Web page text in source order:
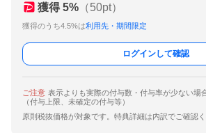
獲得 5% （50pt）
獲得のうち4.5%は利用先・期間限定
ログインして確認
ご注意 表示よりも実際の付与数・付与率が少ない場
（付与上限、未確定の付与等）
原則税抜価格が対象です。特典詳細は内訳でご確認く